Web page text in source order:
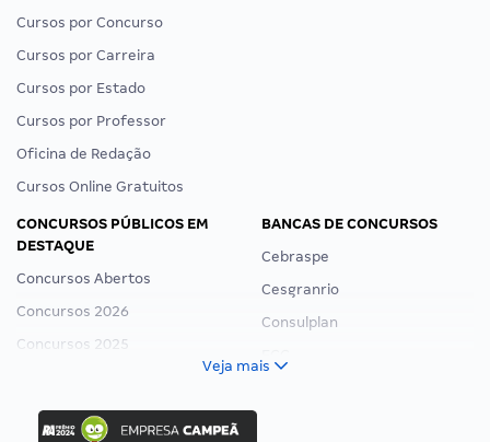
Cursos por Concurso
Cursos por Carreira
Cursos por Estado
Cursos por Professor
Oficina de Redação
Cursos Online Gratuitos
CONCURSOS PÚBLICOS EM
DESTAQUE
Concursos Abertos
Concursos 2026
Concursos 2025
Concurso Ibama
BANCAS DE CONCURSOS
Cebraspe
Cesgranrio
Consulplan
Veja mais